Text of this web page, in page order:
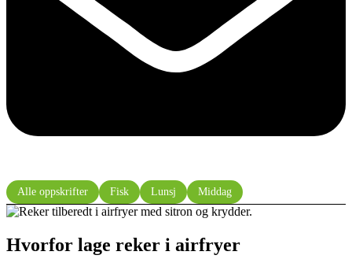
Alle oppskrifter Fisk Lunsj Middag
Hvorfor lage reker i airfryer